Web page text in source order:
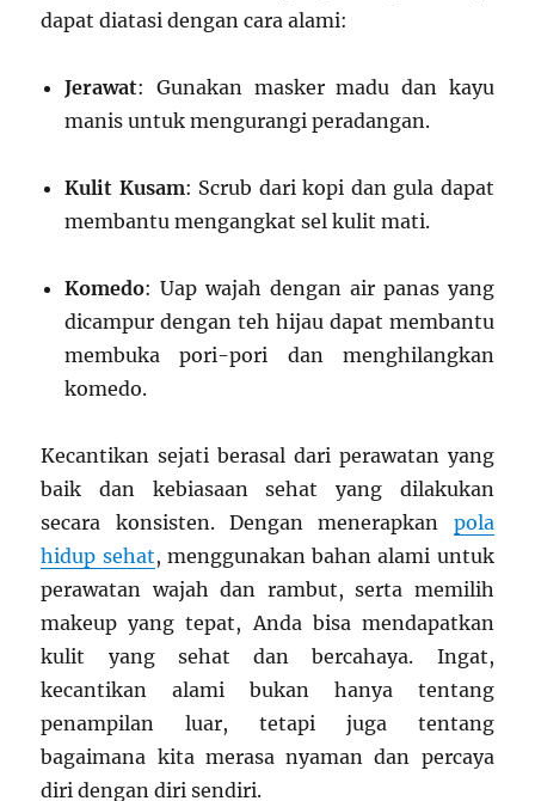
dapat diatasi dengan cara alami:
Jerawat: Gunakan masker madu dan kayu
manis untuk mengurangi peradangan.
Kulit Kusam: Scrub dari kopi dan gula dapat
membantu mengangkat sel kulit mati.
Komedo: Uap wajah dengan air panas yang
dicampur dengan teh hijau dapat membantu
membuka pori-pori dan menghilangkan
komedo.
Kecantikan sejati berasal dari perawatan yang
baik dan kebiasaan sehat yang dilakukan
secara konsisten. Dengan menerapkan pola
hidup sehat, menggunakan bahan alami untuk
perawatan wajah dan rambut, serta memilih
makeup yang tepat, Anda bisa mendapatkan
kulit yang sehat dan bercahaya. Ingat,
kecantikan alami bukan hanya tentang
penampilan luar, tetapi juga tentang
bagaimana kita merasa nyaman dan percaya
diri dengan diri sendiri.